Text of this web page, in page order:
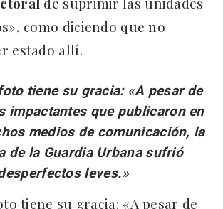
como diciendo que no
estado allí.
tiene su gracia: «A pesar de
impactantes que publicaron en
medios de comunicación, la
de la Guardia Urbana sufrió
leves.»
tiene su gracia: «A pesar de